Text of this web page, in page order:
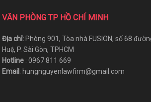
VĂN PHÒNG TP HỒ CHÍ MINH
Địa chỉ: Phòng 901, Tòa nhà FUSION, số 68
Huệ, P. Sài Gòn, TPHCM
Hotline : 0967 811 669
Email : hungnguyenlawfirm@gmail.com